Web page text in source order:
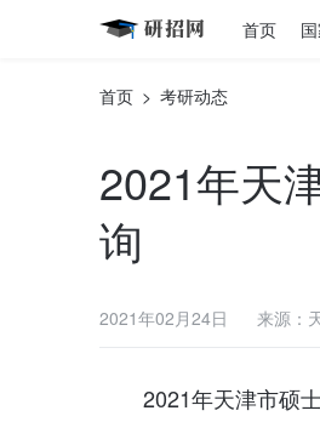
首页
首页 > 考研动态
2021年天
询
2021年02月24日 来源：
2021年天津市硕